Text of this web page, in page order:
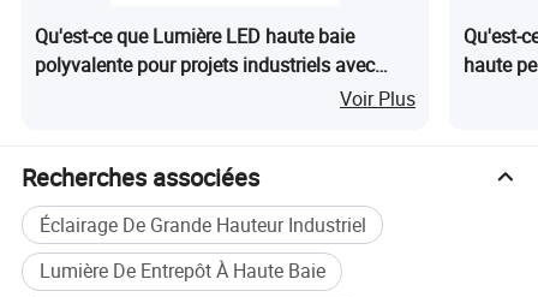
Qu'est-ce que Lumière LED haute baie
polyvalente pour projets industriels avec
Voir Plus
Qu'est-
haute
Recherches associées
Éclairage De Grande Hauteur Industriel
Lumière De Entrepôt À Haute Baie